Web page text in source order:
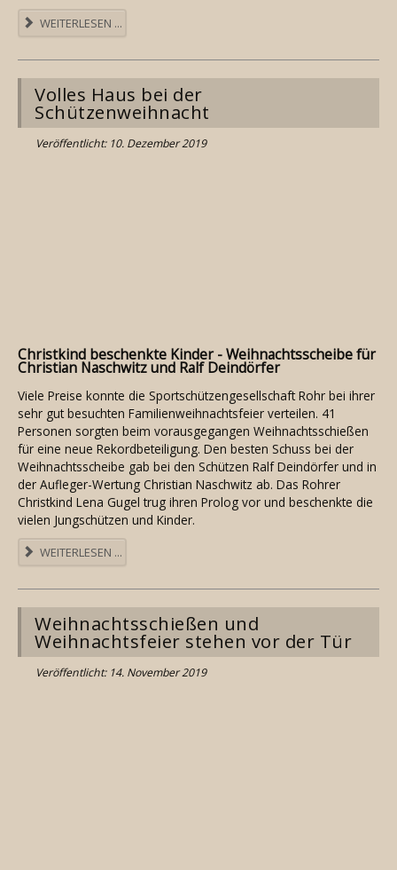
WEITERLESEN ...
Volles Haus bei der
Schützenweihnacht
Veröffentlicht: 10. Dezember 2019
Christkind beschenkte Kinder - Weihnachtsscheibe für
Christian Naschwitz und Ralf Deindörfer
Viele Preise konnte die Sportschützengesellschaft Rohr bei ihrer
sehr gut besuchten Familienweihnachtsfeier verteilen. 41
Personen sorgten beim vorausgegangen Weihnachtsschießen
für eine neue Rekordbeteiligung. Den besten Schuss bei der
Weihnachtsscheibe gab bei den Schützen Ralf Deindörfer und in
der Aufleger-Wertung Christian Naschwitz ab. Das Rohrer
Christkind Lena Gugel trug ihren Prolog vor und beschenkte die
vielen Jungschützen und Kinder.
WEITERLESEN ...
Weihnachtsschießen und
Weihnachtsfeier stehen vor der Tür
Veröffentlicht: 14. November 2019